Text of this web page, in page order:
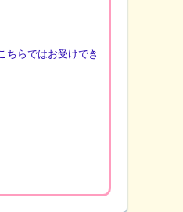
ちらではお受けでき